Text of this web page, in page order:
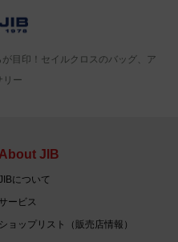
目印！セイルクロスのバッグ、ア
リー
About JIB
について
ービス
ショップリスト（販売店情報）